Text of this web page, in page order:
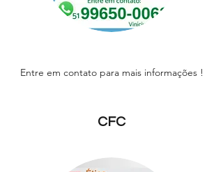
Entre em contato para mais informações !
CFC